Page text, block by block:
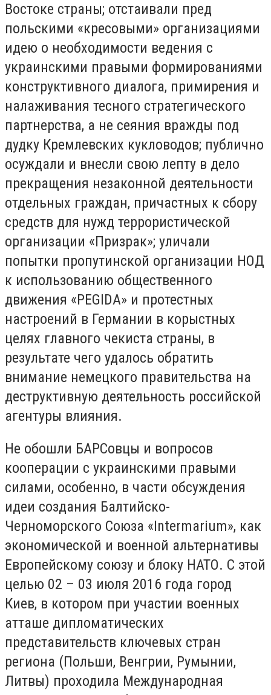
Востоке страны; отстаивали пред
польскими «кресовыми» организациями
идею о необходимости ведения с
украинскими правыми формированиями
конструктивного диалога, примирения и
налаживания тесного стратегического
партнерства, а не сеяния вражды под
дудку Кремлевских кукловодов; публично
осуждали и внесли свою лепту в дело
прекращения незаконной деятельности
отдельных граждан, причастных к сбору
средств для нужд террористической
организации «Призрак»; уличали
попытки пропутинской организации НОД
к использованию общественного
движения «PEGIDA» и протестных
настроений в Германии в корыстных
целях главного чекиста страны, в
результате чего удалось обратить
внимание немецкого правительства на
деструктивную деятельность российской
агентуры влияния.
Не обошли БАРСовцы и вопросов
кооперации с украинскими правыми
силами, особенно, в части обсуждения
идеи создания Балтийско-
Черноморского Союза «Intermarium», как
экономической и военной альтернативы
Европейскому союзу и блоку НАТО. С этой
целью 02 – 03 июля 2016 года город
Киев, в котором при участии военных
атташе дипломатических
представительств ключевых стран
региона (Польши, Венгрии, Румынии,
Литвы) проходила Международная